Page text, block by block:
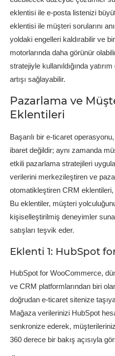
eklentisi ile e-posta listenizi
eklentisi ile müşteri sorularını
yoldaki engelleri kaldırabilir ve
motorlarında daha görünür
stratejiyle kullanıldığında
artışı sağlayabilir.
Pazarlama ve
Eklentileri
Başarılı bir e-ticaret
ibaret değildir; aynı zamanda
etkili pazarlama stratejileri
verilerini merkezileştiren ve
otomatikleştiren CRM
Bu eklentiler, müşteri
kişiselleştirilmiş deneyimler
satışları teşvik eder.
Eklenti 1: HubSpot
HubSpot for WooCommerce,
ve CRM platformlarından biri
doğrudan e-ticaret sitenize
Mağaza verilerinizi HubSpot
senkronize ederek, müşterilerinizi
360 derece bir bakış açısıyla